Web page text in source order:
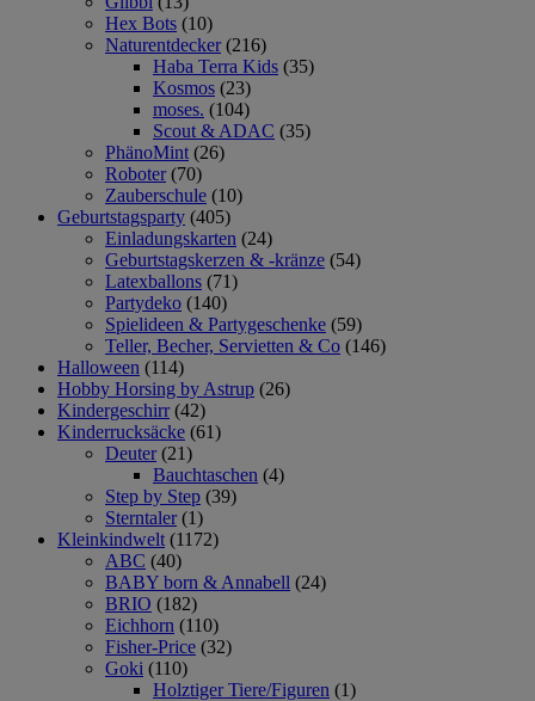
Hex Bots (10)
Naturentdecker (216)
Haba Terra Kids (35)
Kosmos (23)
moses. (104)
Scout & ADAC (35)
PhänoMint (26)
Roboter (70)
Zauberschule (10)
Geburtstagsparty (405)
Einladungskarten (24)
Geburtstagskerzen & -kränze (54)
Latexballons (71)
Partydeko (140)
Spielideen & Partygeschenke (59)
Teller, Becher, Servietten & Co (146)
Halloween (114)
Hobby Horsing by Astrup (26)
Kindergeschirr (42)
Kinderrucksäcke (61)
Deuter (21)
Bauchtaschen (4)
Step by Step (39)
Sterntaler (1)
Kleinkindwelt (1172)
ABC (40)
BABY born & Annabell (24)
BRIO (182)
Eichhorn (110)
Fisher-Price (32)
Goki (110)
Holztiger Tiere/Figuren (1)